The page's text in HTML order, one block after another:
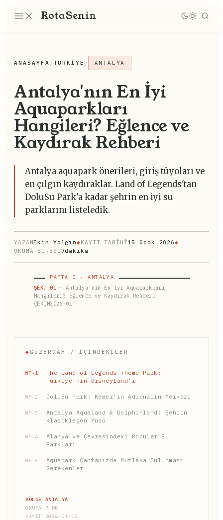
RotaSenin
ANASAYFA /TÜRKIYE / ANTALYA
Antalya'nın En İyi
Aquaparkları
Hangileri? Eğlence ve
Kaydırak Rehberi
Antalya aquapark önerileri, giriş tüyoları ve
en çılgın kaydıraklar. Land of Legends'tan
DoluSu Park'a kadar şehrin en iyi su
parklarını listeledik.
YAZANEkin Yalgın◆KAYIT TARİHİ15 Ocak 2026◆
OKUMA SÜRESİ7dakika
PAFTA I · ANTALYA
ŞEK. 01 — Antalya'nın En İyi Aquaparkları
Hangileri? Eğlence ve Kaydırak Rehberi
ÇEKİM2026-01
◆ GÜZERGAH / İÇINDEKILER
WP-1
The Land of Legends Theme Park:
Türkiye'nin Disneyland'ı
WP-2 DoluSu Park: Kemer'in Adrenalin Merkezi
WP-3
Antalya Aqualand & Dolphinland: Şehrin
Klasikleşen Yüzü
WP-4
Alanya ve Çevresindeki Popüler Su
Parkları
WP-5
Aquapark Çantanızda Mutlaka Bulunması
Gerekenler
BÖLGE ANTALYA
OKUMA 7 DK
KAYIT 2026-01-15